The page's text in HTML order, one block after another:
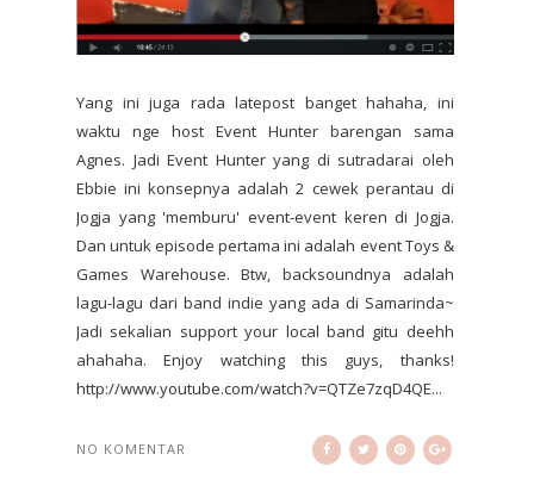
Yang ini juga rada latepost banget hahaha, ini
waktu nge host Event Hunter barengan sama
Agnes. Jadi Event Hunter yang di sutradarai oleh
Ebbie ini konsepnya adalah 2 cewek perantau di
Jogja yang 'memburu' event-event keren di Jogja.
Dan untuk episode pertama ini adalah event Toys &
Games Warehouse. Btw, backsoundnya adalah
lagu-lagu dari band indie yang ada di Samarinda~
Jadi sekalian support your local band gitu deehh
ahahaha. Enjoy watching this guys, thanks!
http://www.youtube.com/watch?v=QTZe7zqD4QE...
NO KOMENTAR